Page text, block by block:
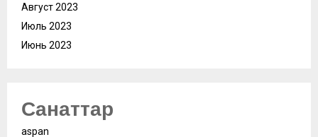
Август 2023
Июль 2023
Июнь 2023
Санаттар
aspan